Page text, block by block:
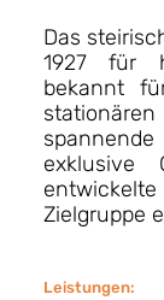
Das
1927 für
bekannt
exklusive
Zielgruppe
Leistungen: